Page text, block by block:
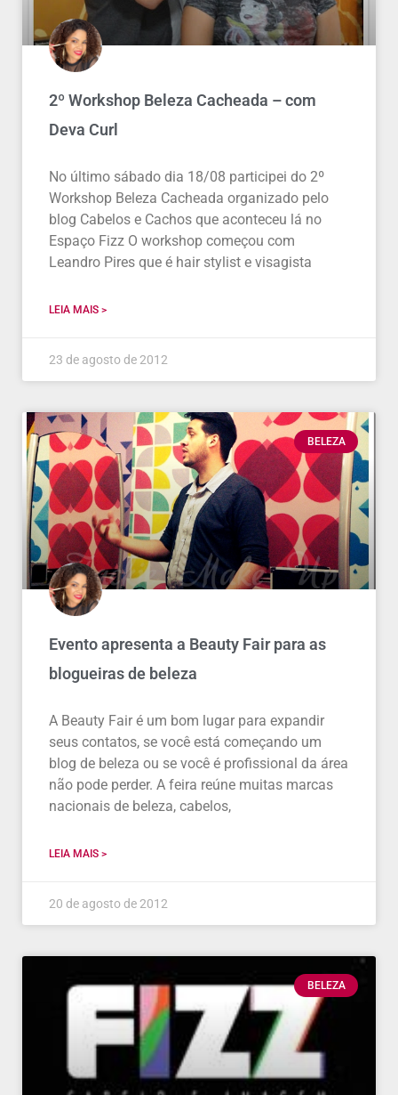
2º Workshop Beleza Cacheada – com
Deva Curl
No último sábado dia 18/08 participei do 2º
Workshop Beleza Cacheada organizado pelo
blog Cabelos e Cachos que aconteceu lá no
Espaço Fizz O workshop começou com
Leandro Pires que é hair stylist e visagista
LEIA MAIS >
23 de agosto de 2012
BELEZA
Evento apresenta a Beauty Fair para as
blogueiras de beleza
A Beauty Fair é um bom lugar para expandir
seus contatos, se você está começando um
blog de beleza ou se você é profissional da área
não pode perder. A feira reúne muitas marcas
nacionais de beleza, cabelos,
LEIA MAIS >
20 de agosto de 2012
BELEZA